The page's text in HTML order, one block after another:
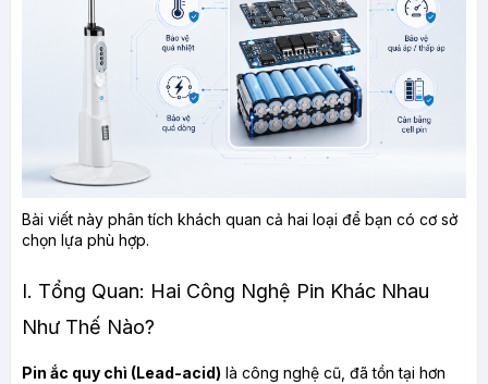
Bài viết này phân tích khách quan cả hai loại để bạn có cơ sở
chọn lựa phù hợp.
I. Tổng Quan: Hai Công Nghệ Pin Khác Nhau
Như Thế Nào?
Pin ắc quy chì (Lead-acid) là công nghệ cũ, đã tồn tại hơn